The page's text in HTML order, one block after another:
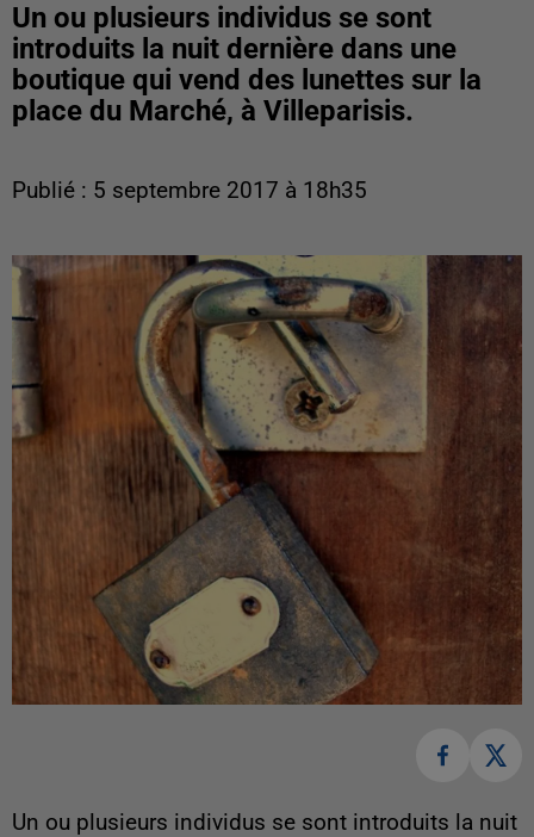
Un ou plusieurs individus se sont
introduits la nuit dernière dans une
boutique qui vend des lunettes sur la
place du Marché, à Villeparisis.
Publié : 5 septembre 2017 à 18h35
Un ou plusieurs individus se sont introduits la nuit